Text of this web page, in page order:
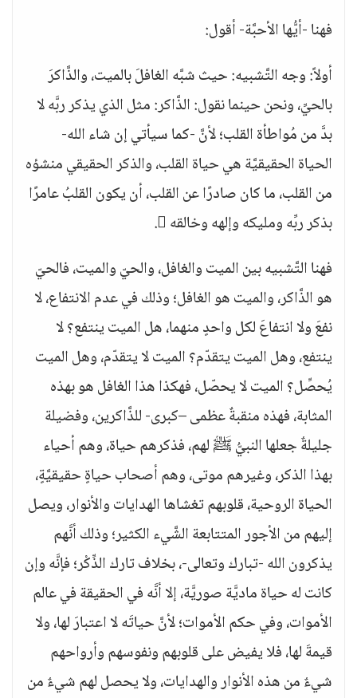
فهنا -أيُّها الأحبَّة- أقول:
أولاً: وجه التَّشبيه: حيث شبَّه الغافلَ بالميت، والذَّاكرَ
بالحيِّ، ونحن حينما نقول: الذَّاكر: مثل الذي يذكر ربَّه لا
بدَّ من مُواطأة القلب؛ لأنَّ -كما سيأتي إن شاء الله-
الحياة الحقيقيَّة هي حياة القلب، والذكر الحقيقي منشؤه
من القلب، ما كان صادرًا عن القلب، أن يكون القلبُ عامرًا
بذكر ربِّه ومليكه وإلهه وخالقه .
فهنا التَّشبيه بين الميت والغافل، والحيّ والميت، فالحيّ
هو الذَّاكر، والميت هو الغافل؛ وذلك في عدم الانتفاع، لا
نفعَ ولا انتفاعَ لكل واحدٍ منهما، هل الميت ينتفع؟ لا
ينتفع، وهل الميت يتقدّم؟ الميت لا يتقدّم، وهل الميت
يُحصِّل؟ الميت لا يحصّل، فهكذا هذا الغافل هو بهذه
المثابة، فهذه منقبةٌ عظمى –كبرى- للذَّاكرين، وفضيلة
جليلةٌ جعلها النبيُّ ﷺ لهم، فذكرهم حياة، وهم أحياء
بهذا الذكر، وغيرهم موتى، وهم أصحاب حياةٍ حقيقيَّةٍ،
الحياة الروحية، قلوبهم تغشاها الهدايات والأنوار، ويصل
إليهم من الأجور المتتابعة الشَّيء الكثير؛ وذلك أنَّهم
يذكرون الله -تبارك وتعالى-، بخلاف تارك الذِّكْر؛ فإنَّه وإن
كانت له حياة ماديَّة صوريَّة، إلا أنَّه في الحقيقة في عالم
الأموات، وفي حكم الأموات؛ لأنَّ حياتَه لا اعتبارَ لها، ولا
قيمةَ لها، فلا يفيض على قلوبهم ونفوسهم وأرواحهم
شيءٌ من هذه الأنوار والهدايات، ولا يحصل لهم شيءٌ من